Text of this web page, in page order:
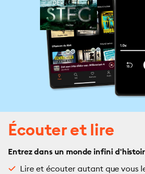
Écouter et lire
Entrez dans un monde infini
Lire et écouter autant que vous